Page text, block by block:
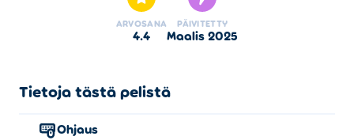
ARVOSANA
4.4
PÄIVITETTY
maalis 2025
Tietoja tästä pelistä
Ohjaus